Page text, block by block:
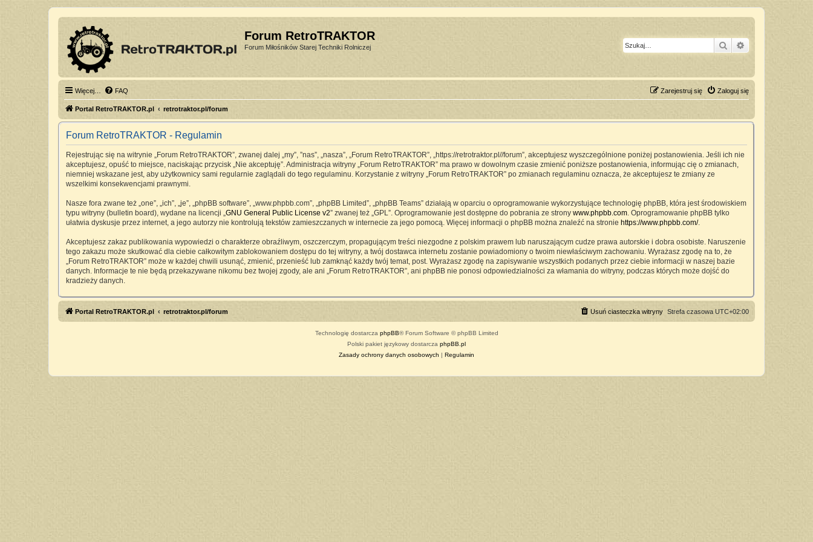
Forum RetroTRAKTOR
Forum Miłośników Starej Techniki Rolniczej Szukaj
Więcej… FAQ Zaloguj się
Zarejestruj się
Portal RetroTRAKTOR.pl retrotraktor.pl/forum
Forum RetroTRAKTOR - Regulamin
Rejestrując się na witrynie „Forum RetroTRAKTOR”, zwanej dalej „my”, ”nas”, „nasza”, „Forum RetroTRAKTOR”, „https://retrotraktor.pl//forum”, akceptujesz wyszczególnione poniżej postanowienia. Jeśli ich nie
akceptujesz, opuść to miejsce, naciskając przycisk „Nie akceptuję”. Administracja witryny „Forum RetroTRAKTOR” ma prawo w dowolnym czasie zmienić poniższe postanowienia, informując cię o zmianach,
niemniej wskazane jest, aby użytkownicy sami regularnie zaglądali do tego regulaminu. Korzystanie z witryny „Forum RetroTRAKTOR” po zmianach regulaminu oznacza, że akceptujesz te zmiany ze
wszelkimi konsekwencjami prawnymi.
Nasze fora zwane też „one”, „ich”, „je”, „phpBB software”, „www.phpbb.com”, „phpBB Limited”, „phpBB Teams” działają w oparciu o oprogramowanie wykorzystujące technologię phpBB, która jest środowiskiem
typu witryny (bulletin board), wydane na licencji „GNU General Public License v2” zwanej też „GPL”. Oprogramowanie jest dostępne do pobrania ze strony www.phpbb.com. Oprogramowanie phpBB tylko
ułatwia dyskusje przez internet, a jego autorzy nie kontrolują tekstów zamieszczanych w internecie za jego pomocą. Więcej informacji o phpBB można znaleźć na stronie https://www.phpbb.com/.
Akceptujesz zakaz publikowania wypowiedzi o charakterze obraźliwym, oszczerczym, propagującym treści niezgodne z polskim prawem lub naruszającym cudze prawa autorskie i dobra osobiste. Naruszenie
tego zakazu może skutkować dla ciebie całkowitym zablokowaniem dostępu do tej witryny, a twój dostawca internetu zostanie powiadomiony o twoim niewłaściwym zachowaniu. Wyrażasz zgodę na to, że
„Forum RetroTRAKTOR” może w każdej chwili usunąć, zmienić, przenieść lub zamknąć każdy twój temat, post. Wyrażasz zgodę na zapisywanie wszystkich podanych przez ciebie informacji w naszej bazie
danych. Informacje te nie będą przekazywane nikomu bez twojej zgody, ale ani „Forum RetroTRAKTOR”, ani phpBB nie ponosi odpowiedzialności za włamania do witryny, podczas których może dojść do
kradzieży danych.
Portal RetroTRAKTOR.pl retrotraktor.pl/forum Strefa czasowa UTC+02:00
Usuń ciasteczka witryny
Technologię dostarcza phpBB® Forum Software © phpBB Limited
Polski pakiet językowy dostarcza phpBB.pl
Zasady ochrony danych osobowych | Regulamin